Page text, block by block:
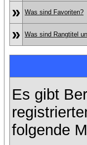
» Was sind Favoriten?
» Was sind Rangtitel
Es gibt
folgende